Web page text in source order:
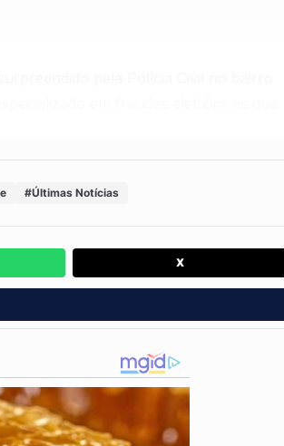
em fraudes eletrônicas que
transações com cartões clonados
para contas de “laranjas” via PIX.
os suspeitos lucravam alto nas costas
trégua e cumpriu quatro mandados de
#Últimas Notícias
X